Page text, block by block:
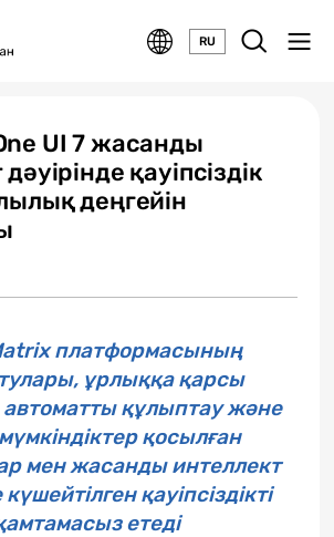
RU
UI 7 жасанды
қауіпсіздік
деңгейін
платформасының
ұрлыққа қарсы
құлыптау және
қосылған
мен жасанды интеллект
қауіпсіздікті
етеді